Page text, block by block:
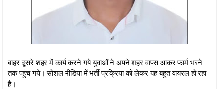
बाहर दूसरे शहर में कार्य करने गये युवाओं ने अपने शहर वापस आकर फार्म भरने
तक पहुंच गये। सोशल मीडिया में भर्ती प्रक्रिया को लेकर यह बहुत वायरल हो रहा
है।